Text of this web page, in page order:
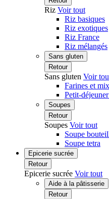
Riz Voir tout
Riz basiques
Riz exotiques
Riz France
Riz mélangés
Sans gluten
Retour
Sans gluten Voir
Farines et
Petit-
Soupes
Retour
Soupes Voir tout
Soupe
Soupe tetra
Epicerie sucrée
Retour
Epicerie sucrée Voir tout
Aide à la pâtisserie
Retour